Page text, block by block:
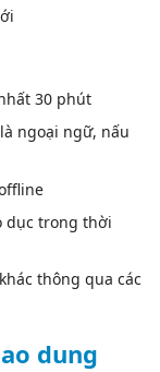
30 phút
ngoại ngữ, nấu
dục trong thời
thông qua các
dung